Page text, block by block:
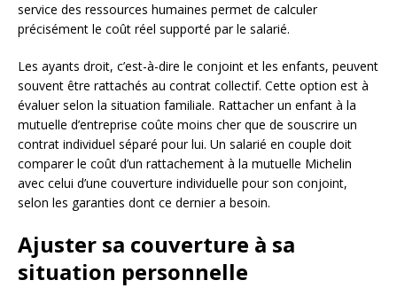
service des ressources humaines permet de calculer
précisément le coût réel supporté par le salarié.
Les ayants droit, c’est-à-dire le conjoint et les enfants, peuvent
souvent être rattachés au contrat collectif. Cette option est à
évaluer selon la situation familiale. Rattacher un enfant à la
mutuelle d’entreprise coûte moins cher que de souscrire un
contrat individuel séparé pour lui. Un salarié en couple doit
comparer le coût d’un rattachement à la mutuelle Michelin
avec celui d’une couverture individuelle pour son conjoint,
selon les garanties dont ce dernier a besoin.
Ajuster sa couverture à sa
situation personnelle